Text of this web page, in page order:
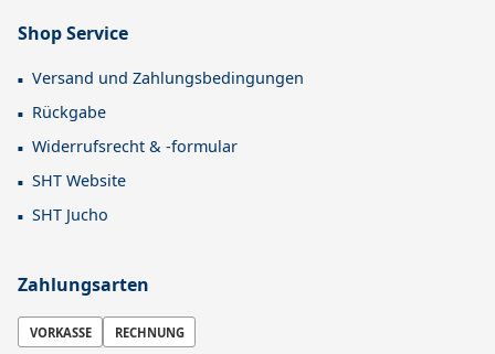
Shop Service
Versand und Zahlungsbedingungen
Rückgabe
Widerrufsrecht & -formular
SHT Website
SHT Jucho
Zahlungsarten
VORKASSE RECHNUNG